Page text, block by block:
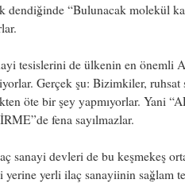
dendiğinde “Bulunacak molekül
tesislerini de ülkenin en önemli
Gerçek şu: Bizimkiler, ruhsat
öte bir şey yapmıyorlar. Yani
fena sayılmazlar.
sanayi devleri de bu keşmekeş
yerine yerli ilaç sanayiinin sağlam